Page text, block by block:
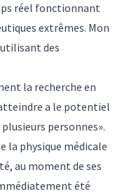
réel fonctionnant
extrêmes. Mon
des
la recherche en
a le potentiel
personnes».
la physique médicale
au moment de ses
été